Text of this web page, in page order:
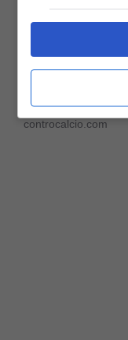
decisa la sua
controcalcio.com